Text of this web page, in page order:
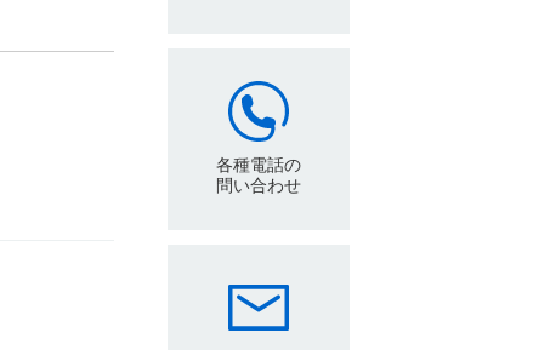
各種電話の
問い合わせ